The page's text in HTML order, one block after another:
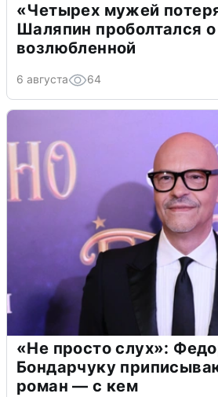
«Четырех мужей
Шаляпин проболтался о
возлюбленной
6 августа 64
«Не просто слух»:
Бондарчуку
роман — с кем